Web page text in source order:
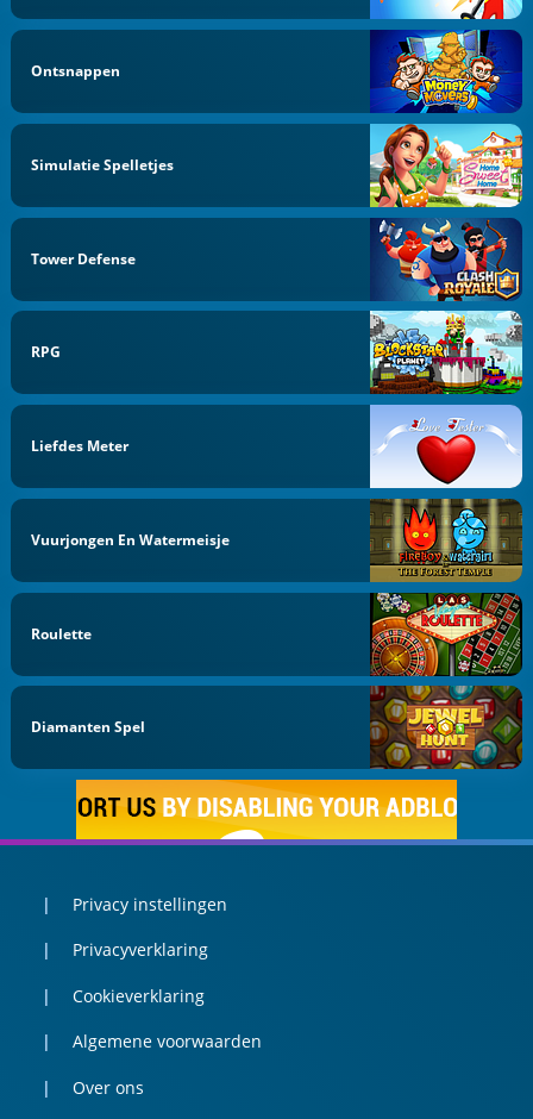
Ontsnappen
Simulatie Spelletjes
Tower Defense
RPG
Liefdes Meter
Vuurjongen En Watermeisje
Roulette
Diamanten Spel
Privacy instellingen
Privacyverklaring
Cookieverklaring
Algemene voorwaarden
Over ons